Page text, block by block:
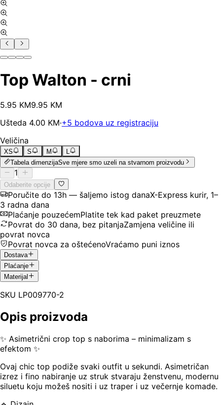
Top Walton - crni
5.95 KM9.95 KM
Ušteda 4.00 KM·+5 bodova uz registraciju
Veličina
XS S M
L
Tabela dimenzijaSve mjere smo uzeli na stvarnom proizvodu
1
Odaberite opcije
Poručite do 13h — šaljemo istog danaX-Express kurir, 1–
3 radna dana
Plaćanje pouzećemPlatite tek kad paket preuzmete
Povrat do 30 dana, bez pitanjaZamjena veličine ili
povrat novca
Povrat novca za oštećenoVraćamo puni iznos
Dostava
Plaćanje
Materijal
SKU LP009770-2
Opis proizvoda
✨ Asimetrični crop top s naborima – minimalizam s
efektom ✨
Ovaj chic top podiže svaki outfit u sekundi. Asimetričan
izrez i fino nabiranje uz struk stvaraju ženstvenu, modernu
siluetu koju možeš nositi i uz traper i uz večernje komade.